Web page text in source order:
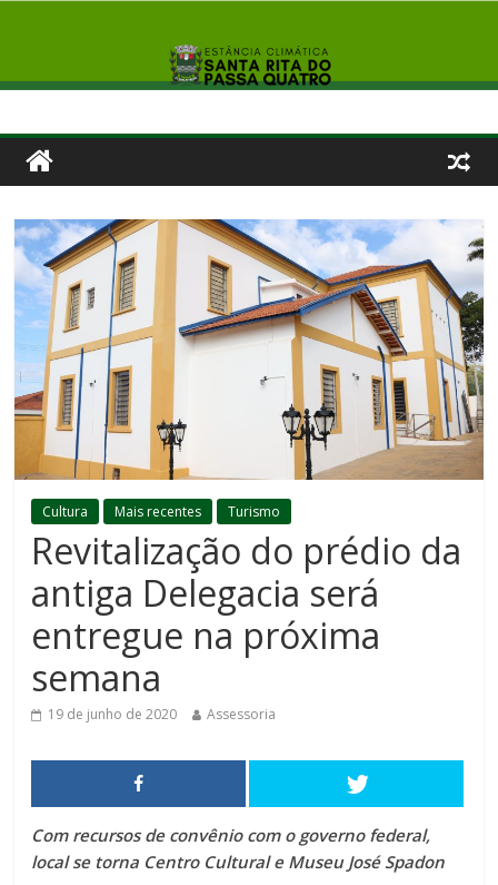
Cultura Mais recentes Turismo
Revitalização do prédio da
antiga Delegacia será
entregue na próxima
semana
19 de junho de 2020 Assessoria
Com recursos de convênio com o governo federal,
local se torna Centro Cultural e Museu José Spadon